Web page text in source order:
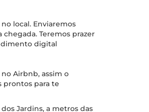
local. Enviaremos
chegada. Teremos prazer
digital
Airbnb, assim o
prontos para te
Jardins, a metros das